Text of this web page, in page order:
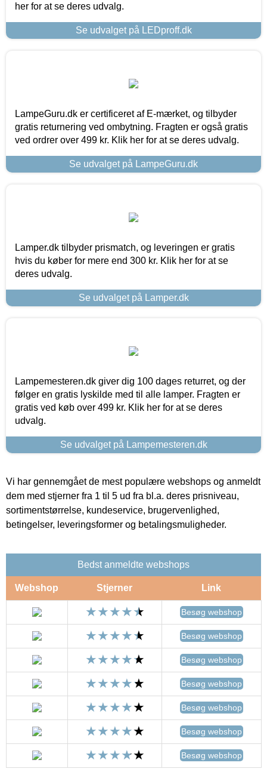
her for at se deres udvalg.
Se udvalget på LEDproff.dk
LampeGuru.dk er certificeret af E-mærket, og tilbyder
gratis returnering ved ombytning. Fragten er også gratis
ved ordrer over 499 kr. Klik her for at se deres udvalg.
Se udvalget på LampeGuru.dk
Lamper.dk tilbyder prismatch, og leveringen er gratis
hvis du køber for mere end 300 kr. Klik her for at se
deres udvalg.
Se udvalget på Lamper.dk
Lampemesteren.dk giver dig 100 dages returret, og der
følger en gratis lyskilde med til alle lamper. Fragten er
gratis ved køb over 499 kr. Klik her for at se deres
udvalg.
Se udvalget på Lampemesteren.dk
Vi har gennemgået de mest populære webshops og anmeldt
dem med stjerner fra 1 til 5 ud fra bl.a. deres prisniveau,
sortimentstørrelse, kundeservice, brugervenlighed,
betingelser, leveringsformer og betalingsmuligheder.
Bedst anmeldte webshops
Webshop Stjerner Link
Besøg webshop
Besøg webshop
Besøg webshop
Besøg webshop
Besøg webshop
Besøg webshop
Besøg webshop